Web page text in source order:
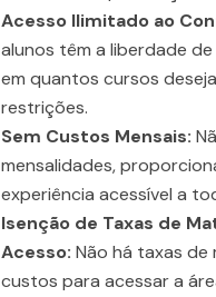
Acesso Ilimitado ao
alunos têm a liberdade
em quantos cursos
restrições.
Sem Custos Mensais:
mensalidades,
experiência acessível a
Isenção de Taxas de
Acesso: Não há taxas de
custos para acessar a